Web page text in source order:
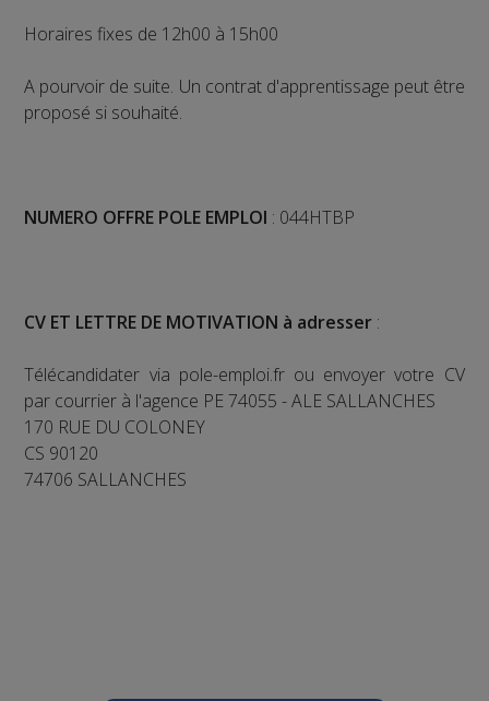
Horaires fixes de 12h00 à 15h00
A pourvoir de suite. Un contrat d'apprentissage peut être
proposé si souhaité.
NUMERO OFFRE POLE EMPLOI : 044HTBP
CV ET LETTRE DE MOTIVATION à adresser :
Télécandidater via pole-emploi.fr ou envoyer votre CV
par courrier à l'agence PE 74055 - ALE SALLANCHES
170 RUE DU COLONEY
CS 90120
74706 SALLANCHES